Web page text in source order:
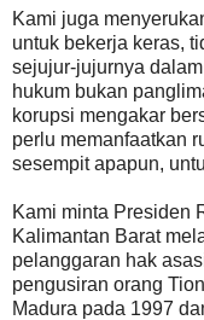
Kami juga
untuk bekerja keras,
sejujur-jujurnya
hukum bukan
korupsi mengakar
perlu memanfaatkan
sesempit apapun,
Kami minta Presiden
Kalimantan Barat
pelanggaran hak
pengusiran orang
Madura pada 1997